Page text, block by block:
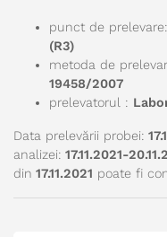
punct de
(R3)
metoda de
19458/2007
prelevatorul :
Data prelevării probei:
analizei: 17.11.2021-
din 17.11.2021 poate fi